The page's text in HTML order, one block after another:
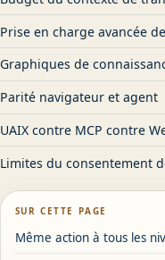
Prise en charge avancée
Graphiques de
Parité navigateur et agent
UAIX contre MCP contre
Limites du consentement
SUR CETTE PAGE
Même action à tous les